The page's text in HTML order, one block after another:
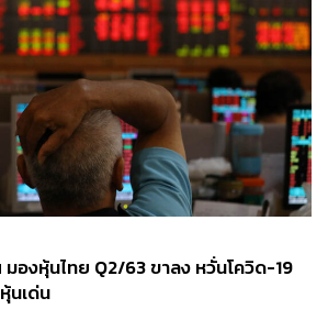
มองหุ้นไทย Q2/63 ขาลง หวั่นโควิด-19
นเด่น